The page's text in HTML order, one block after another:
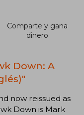
Comparte y gana
dinero
Down: A
now reissued as
Down is Mark